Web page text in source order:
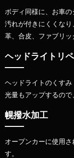
ボディ同様に、お車の
汚れが付きにくくなり
革、合皮、ファブリッ
ヘッドライトリ
ヘッドライトのくすみ
光量もアップするので
幌撥水加工
オープンカーに使用
す。